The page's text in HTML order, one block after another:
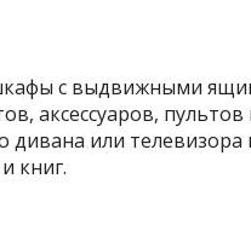
с выдвижными
аксессуаров,
дивана или
книг.